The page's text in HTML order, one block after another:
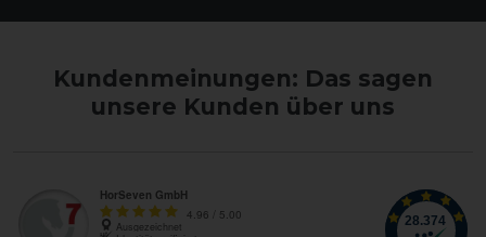
Kundenmeinungen: Das sagen
unsere Kunden über uns